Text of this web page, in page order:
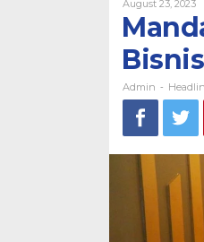
August 23, 2023By
Admin -